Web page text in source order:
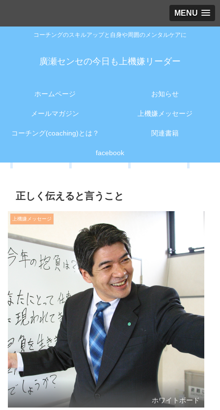
MENU
コーチングのスキルアップと自身や周囲のメンタルケアに
廣瀬センセの今日も上機嫌リーダー
ホームページ お知らせ
メールマガジン 上機嫌メッセージ
コーチング(coaching)とは？ 関連書籍
facebook
正しく伝えると言うこと
上機嫌メッセージ
ホワイトボード